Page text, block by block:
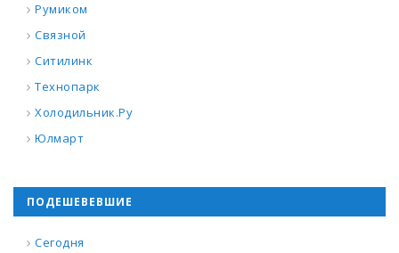
Румиком
Связной
Ситилинк
Технопарк
Холодильник.Ру
Юлмарт
ПОДЕШЕВЕВШИЕ
Сегодня